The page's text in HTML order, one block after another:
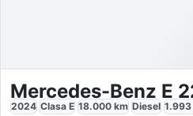
2024 Clasa E 18.000 km Diesel 1.993